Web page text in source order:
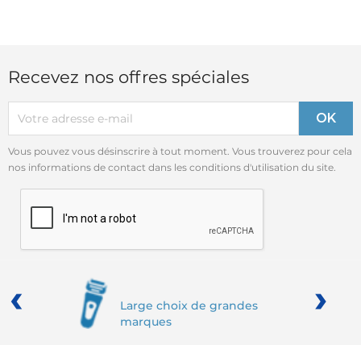
Recevez nos offres spéciales
Vous pouvez vous désinscrire à tout moment. Vous trouverez pour cela
nos informations de contact dans les conditions d'utilisation du site.
Large choix de grandes
marques
‹ ›